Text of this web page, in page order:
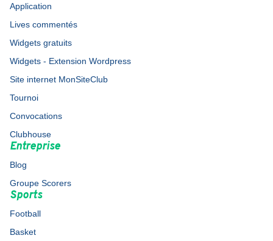
Application
Lives commentés
Widgets gratuits
Widgets - Extension Wordpress
Site internet MonSiteClub
Tournoi
Convocations
Clubhouse
Entreprise
Blog
Groupe Scorers
Sports
Football
Basket